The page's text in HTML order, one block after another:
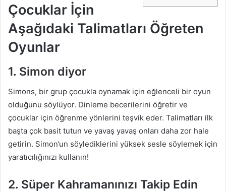
Çocuklar İçin
Aşağıdaki Talimatları Öğreten
Oyunlar
1. Simon diyor
Simons, bir grup çocukla oynamak için eğlenceli bir oyun
olduğunu söylüyor. Dinleme becerilerini öğretir ve
çocuklar için öğrenme yönlerini teşvik eder. Talimatları ilk
başta çok basit tutun ve yavaş yavaş onları daha zor hale
getirin. Simon’un söylediklerini yüksek sesle söylemek için
yaratıcılığınızı kullanın!
2. Süper Kahramanınızı Takip Edin